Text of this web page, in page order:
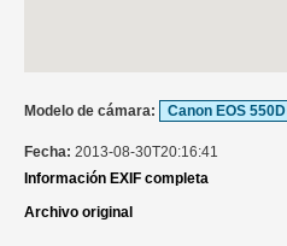
Modelo de cámara: Canon EOS 550D
Fecha: 2013-08-30T20:16:41
Información EXIF completa
Archivo original